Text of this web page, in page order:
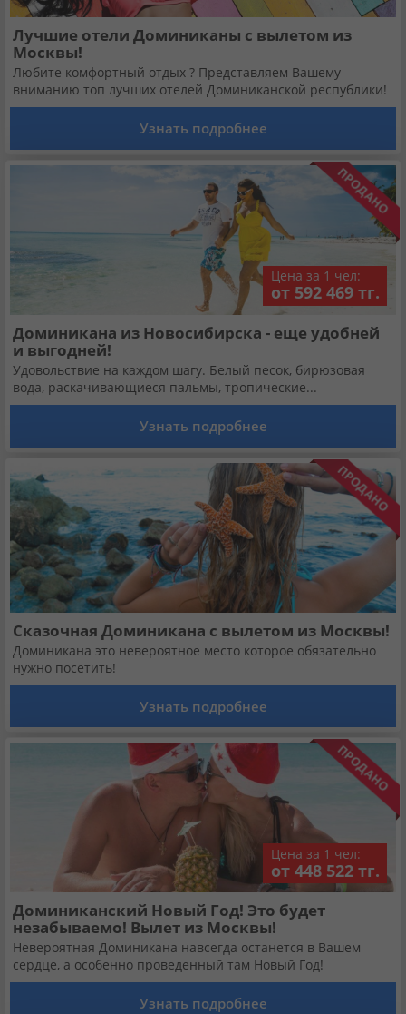
Лучшие отели Доминиканы с вылетом из
Москвы!
Любите комфортный отдых ? Представляем Вашему
вниманию топ лучших отелей Доминиканской республики!
Узнать подробнее
Цена за 1 чел:
от 592 469 тг.
Доминикана из Новосибирска - еще удобней
и выгодней!
Удовольствие на каждом шагу. Белый песок, бирюзовая
вода, раскачивающиеся пальмы, тропические...
Узнать подробнее
Сказочная Доминикана с вылетом из Москвы!
Доминикана это невероятное место которое обязательно
нужно посетить!
Узнать подробнее
Цена за 1 чел:
от 448 522 тг.
Доминиканский Новый Год! Это будет
незабываемо! Вылет из Москвы!
Невероятная Доминикана навсегда останется в Вашем
сердце, а особенно проведенный там Новый Год!
Узнать подробнее